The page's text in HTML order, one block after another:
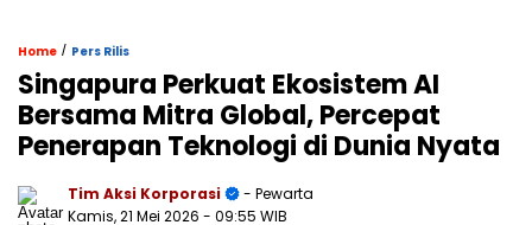
Home / Pers Rilis
Singapura Perkuat Ekosistem AI
Bersama Mitra Global, Percepat
Penerapan Teknologi di Dunia Nyata
Tim Aksi Korporasi
- Pewarta
Kamis, 21 Mei 2026 - 09:55 WIB